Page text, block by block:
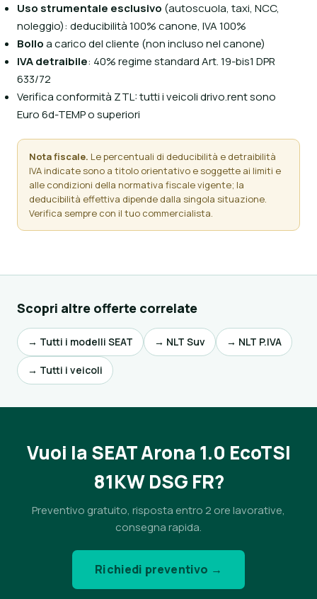
Uso strumentale esclusivo (autoscuola, taxi, NCC,
noleggio): deducibilità 100% canone, IVA 100%
Bolloa carico del cliente (non incluso nel canone)
IVA detraibile: 40% regime standard Art. 19-bis1 DPR
633/72
Verifica conformità ZTL: tutti i veicoli drivo.rent sono
Euro 6d-TEMP o superiori
Nota fiscale. Le percentuali di deducibilità e detraibilità
IVA indicate sono a titolo orientativo e soggette ai limiti e
alle condizioni della normativa fiscale vigente; la
deducibilità effettiva dipende dalla singola situazione.
Verifica sempre con il tuo commercialista.
Scopri altre offerte correlate
→ Tutti i modelli SEAT → NLT Suv → NLT P.IVA
→ Tutti i veicoli
Vuoi la SEAT Arona 1.0 EcoTSI
81KW DSG FR?
Preventivo gratuito, risposta entro 2 ore lavorative,
consegna rapida.
Richiedi preventivo →